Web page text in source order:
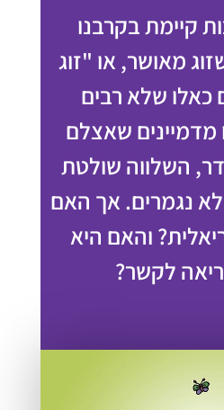
קיימת בקרבנו
מאושר, או "זוג
שלא רבים
מדמיינים שאצלם
השלווה שולטת
לא נגמרים. אך האם
והאם היא
לקשר?